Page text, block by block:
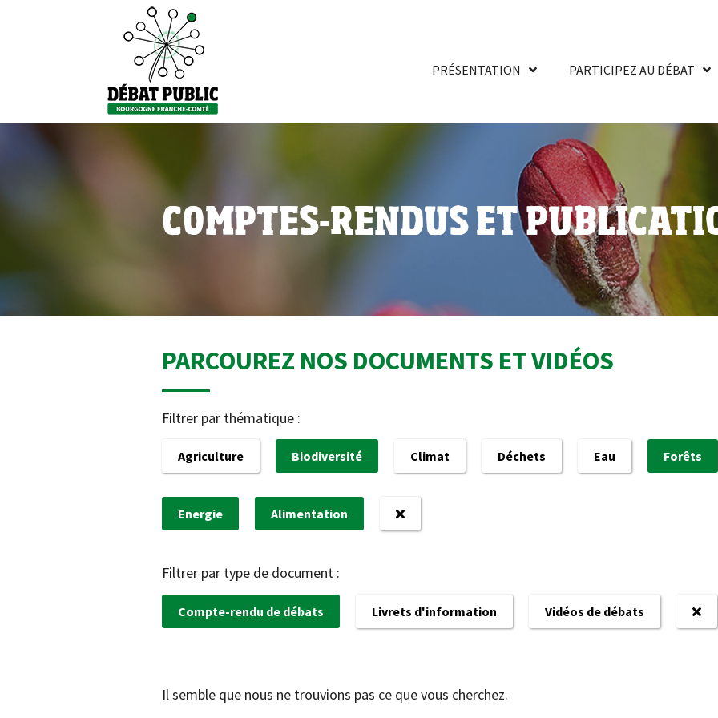
PRÉSENTATION PARTICIPEZ AU DÉBAT
COMPTES-RENDUS ET
PARCOUREZ NOS DOCUMENTS ET VIDÉOS
Filtrer par thématique :
Agriculture Biodiversité Climat Déchets Eau Forêts
Energie Alimentation
Filtrer par type de document :
Compte-rendu de débats Livrets d'information Vidéos de débats
Il semble que nous ne trouvions pas ce que vous cherchez.